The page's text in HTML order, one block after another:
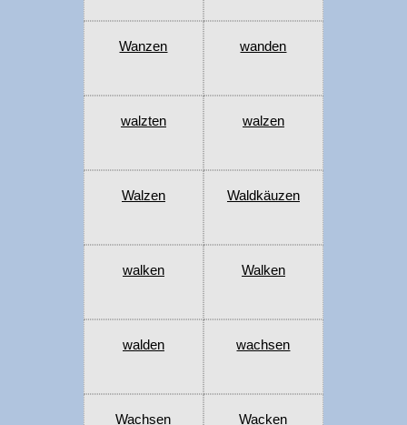
Wanzen wanden
walzten walzen
Walzen Waldkäuzen
walken Walken
walden wachsen
Wachsen Wacken